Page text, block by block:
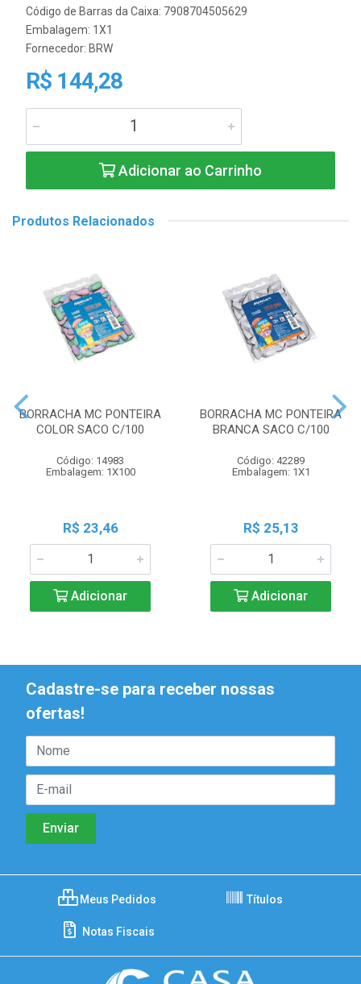
Código de Barras da Caixa: 7908704505629
Embalagem: 1X1
Fornecedor: BRW
R$ 144,28
Adicionar ao Carrinho
Produtos Relacionados
BORRACHA MC PONTEIRA
COLOR SACO C/100
Código: 14983
Embalagem: 1X100
R$ 23,46
Adicionar
BORRACHA MC PONTEIRA
BRANCA SACO C/100
Código: 42289
Embalagem: 1X1
R$ 25,13
Adicionar
Cadastre-se para receber nossas
ofertas!
Meus Pedidos Títulos
Notas Fiscais